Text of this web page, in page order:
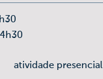
atividade presencial